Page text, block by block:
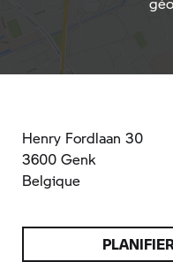
Henry Fordlaan 30
3600 Genk
Belgique